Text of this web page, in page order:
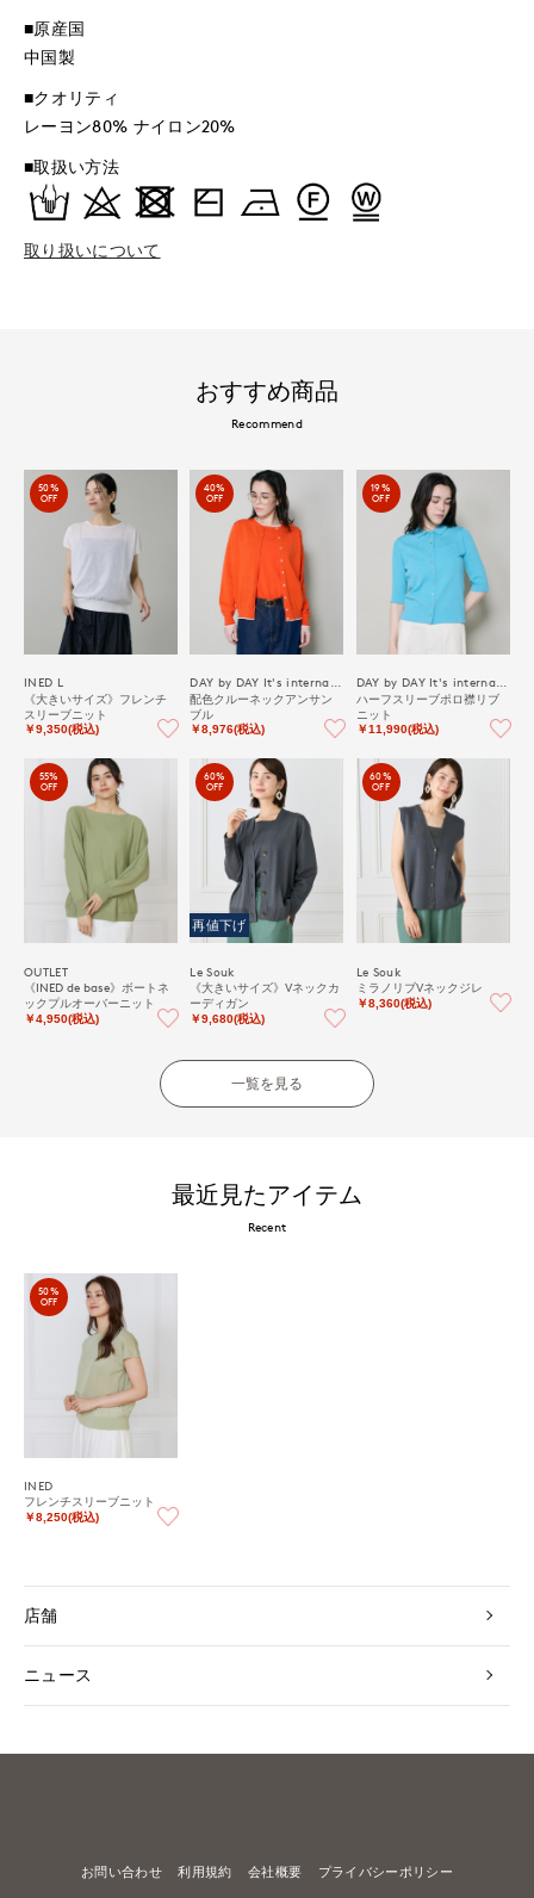
■原産国
中国製
■クオリティ
レーヨン80% ナイロン20%
■取扱い方法
取り扱いについて
おすすめ商品
Recommend
50%
OFF
INED L
《大きいサイズ》フレンチ
スリーブニット
￥9,350(税込)
40%
OFF
配色クルーネックアンサン
ブル
￥8,976(税込)
19%
OFF
ハーフスリーブポロ襟リブ
ニット
￥11,990(税込)
55%
OFF
OUTLET
《INED de base》ボートネ
ックプルオーバーニット
￥4,950(税込)
60%
OFF
再値下げ
Le Souk
《大きいサイズ》Vネックカ
ーディガン
￥9,680(税込)
60%
OFF
Le Souk
ミラノリブVネックジレ
￥8,360(税込)
一覧を見る
最近見たアイテム
Recent
50%
OFF
INED
フレンチスリーブニット
￥8,250(税込)
店舗
ニュース
お問い合わせ 利用規約 会社概要 プライバシーポリシー